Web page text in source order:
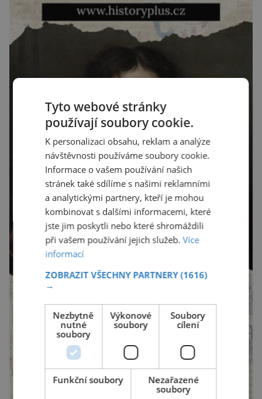
Tyto webové stránky
používají soubory cookie.
K personalizaci obsahu, reklam a analýze
návštěvnosti používáme soubory cookie.
Informace o vašem používání našich
stránek také sdílíme s našimi reklamními
a analytickými partnery, kteří je mohou
kombinovat s dalšími informacemi, které
jste jim poskytli nebo které shromáždili
při vašem používání jejich služeb.Více
informací
ZOBRAZIT VŠECHNY PARTNERY(1616)
→
Nezbytně
nutné
soubory
Výkonové
soubory
Soubory
cílení
Funkční soubory
Nezařazené
soubory